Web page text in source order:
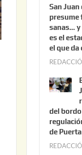
San Juan
presume
sanas… y
es el
el que da
del
de